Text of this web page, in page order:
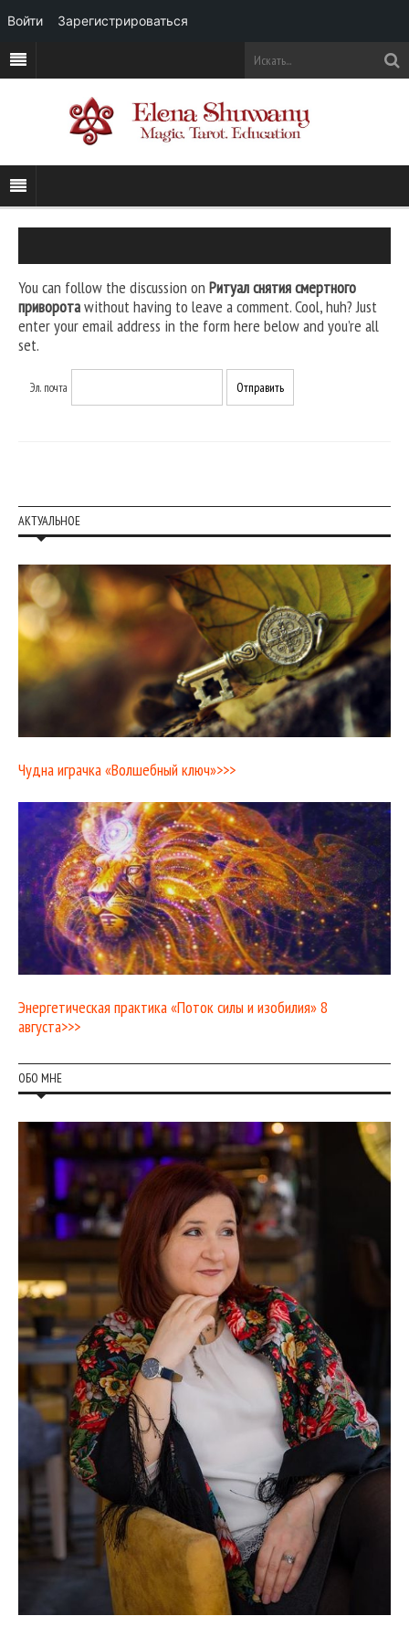
You can follow the discussion on Ритуал снятия смертного
приворотаwithout having to leave a comment. Cool, huh? Just
enter your email address in the form here below and you’re all
set.
Эл. почта
АКТУАЛЬНОЕ
Чудна играчка «Волшебный ключ»>>>
Энергетическая практика «Поток силы и изобилия» 8
августа>>>
ОБО МНЕ
Войти Зарегистрироваться